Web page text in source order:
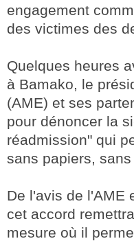
engagement
des victimes des
Quelques heures
à Bamako, le
(AME) et ses
pour dénoncer la
réadmission" qui
sans papiers,
De l'avis de l'AME
cet accord
mesure où il